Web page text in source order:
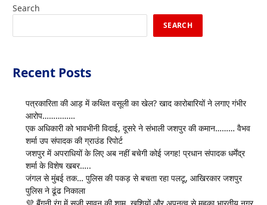
Search
SEARCH
Recent Posts
पत्रकारिता की आड़ में कथित वसूली का खेल? खाद कारोबारियों ने लगाए गंभीर
आरोप……………
एक अधिकारी को भावभीनी विदाई, दूसरे ने संभाली जशपुर की कमान……… वैभव
शर्मा उप संपादक की ग्राउंड रिपोर्ट
जशपुर में अपराधियों के लिए अब नहीं बचेगी कोई जगह! प्रधान संपादक धर्मेंद्र
शर्मा के विशेष खबर…..
जंगल से मुंबई तक… पुलिस की पकड़ से बचता रहा पलटू, आखिरकार जशपुर
पुलिस ने ढूंढ निकाला